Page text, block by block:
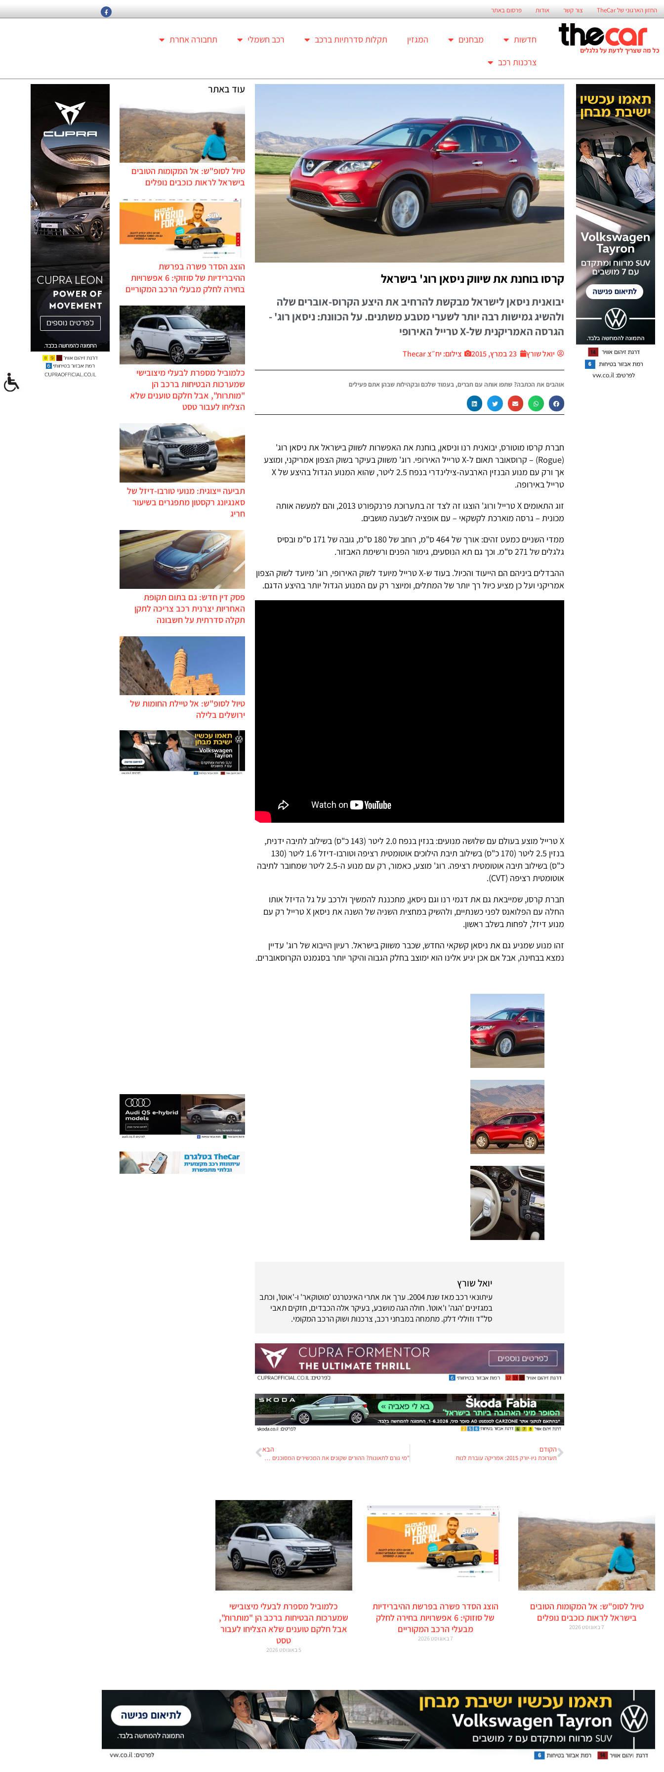
החזון הארגוני של TheCar צור קשר אודות פרסום באתר
חדשות מבחנים המגזין תקלות סדרתיות ברכב רכב חשמלי
תחבורה אחרת
צרכנות רכב
קרסו בוחנת את שיווק ניסאן רוג' בישראל
יבואנית ניסאן לישראל מבקשת להרחיב את היצע הקרוס-אוברים שלה
ולהשיג גמישות רבה יותר לשערי מטבע משתנים. על הכוונת: ניסאן רוג' -
הגרסה האמריקנית של-X טרייל האירופי
יואל שורץ 23 במרץ, 2015 צילום: יח״צ Thecar
אוהבים את הכתבה? שתפו אותה עם חברים, בעמוד שלכם ובקהילות שבהן אתם פעילים
חברת קרסו מוטורס, יבואנית רנו וניסאן, בוחנת את האפשרות לשווק בישראל את ניסאן רוג'
(Rogue) – קרוסאובר תאום ל-X טרייל האירופי. רוג' משווק בעיקר בשוק הצפון אמריקני, ומוצע
אך ורק עם מנוע הבנזין הארבעה-צילינדרי בנפח 2.5 ליטר, שהוא המנוע הגדול בהיצע של X
טרייל באירופה.
זוג התאומים X טרייל ורוג' הוצגו זה לצד זה בתערוכת פרנקפורט 2013, והם למעשה אותה
מכונית – גרסה מוארכת לקשקאי – עם אופציה לשבעה מושבים.
ממדי השניים כמעט זהים: אורך של 464 ס"מ, רוחב של 180 ס"מ, גובה של 171 ס"מ ובסיס
גלגלים של 271 ס"מ. וכך גם תא הנוסעים, גימור הפנים ורשימת האבזור.
ההבדלים ביניהם הם הייעוד והכיול. בעוד ש-X טרייל מיועד לשוק האירופי, רוג' מיועד לשוק הצפון
אמריקני ועל כן מציע כיול רך יותר של המתלים, ומיוצר רק עם המנוע הגדול יותר בהיצע הדגם.
X טרייל מוצע בעולם עם שלושה מנועים: בנזין בנפח 2.0 ליטר (143 כ"ס) בשילוב לתיבה ידנית,
בנזין 2.5 ליטר (170 כ"ס) בשילוב תיבת הילוכים אוטומטית רציפה וטורבו-דיזל 1.6 ליטר (130
כ"ס) בשילוב תיבה אוטומטית רציפה. רוג' מוצע, כאמור, רק עם מנוע ה-2.5 ליטר שמחובר לתיבה
אוטומטית רציפה (CVTׂ).
חברת קרסו, שמייבאת גם את דגמי רנו וגם ניסאן, מתכננת להמשיך ולרכב על גל הדיזל אותו
החלה עם הפלואנס לפני כשנתיים, ולהשיק במחצית השניה של השנה את ניסאן X טרייל רק עם
מנוע דיזל, לפחות בשלב ראשון.
זהו מנוע שמניע גם את ניסאן קשקאי החדש, שכבר משווק בישראל. רעיון הייבוא של רוג' עדיין
נמצא בבחינה, אבל אם אכן יגיע אלינו הוא ימוצב בחלק הגבוה והיקר יותר בסגמנט הקרוסאוברים.
יואל שורץ
עיתונאי רכב מאז שנת 2004. ערך את אתרי האינטרנט 'מוטוקאר' ו-'אוטו', וכתב
במגזינים 'הגה' ו'אוטו'. חולה הגה מושבע, בעיקר אלה הכבדים, חזקים תאבי
סל"ד וזוללי דלק. מתמחה במבחני רכב, צרכנות ושוק הרכב המקומי.
הקודם
תערוכת ניו-יורק 2015: אמריקה עוברת לנוח
הבא
"מי גורם לתאונות? ההורים שקונים את המכשירים המסוכנים האלה"
עוד באתר
טיול לסופ"ש: אל המקומות הטובים
בישראל לראות כוכבים נופלים
הוצג הסדר פשרה בפרשת
ההיברידיות של סוזוקי: 6 אפשרויות
בחירה לחלק מבעלי הרכב המקוריים
כלמוביל מספרת לבעלי מיצובישי
שמערכות הבטיחות ברכב הן
"מותרות", אבל חלקם טוענים שלא
הצליחו לעבור טסט
תביעה ייצוגית: מנועי טורבו-דיזל של
סאנגיונג רקסטון מתפגרים בשיעור
חריג
פסק דין חדש: גם בתום תקופת
האחריות יצרנית רכב צריכה לתקן
תקלה סדרתית על חשבונה
טיול לסופ"ש: אל טיילת החומות של
ירושלים בלילה
טיול לסופ"ש: אל המקומות הטובים
בישראל לראות כוכבים נופלים
7 באוגוסט 2026
הוצג הסדר פשרה בפרשת ההיברידיות
של סוזוקי: 6 אפשרויות בחירה לחלק
מבעלי הרכב המקוריים
7 באוגוסט 2026
כלמוביל מספרת לבעלי מיצובישי
שמערכות הבטיחות ברכב הן "מותרות",
אבל חלקם טוענים שלא הצליחו לעבור
טסט
5 באוגוסט 2026